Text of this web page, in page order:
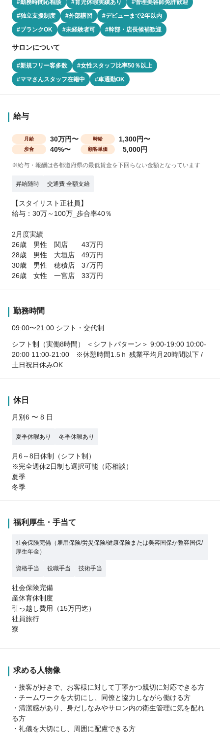
#勤務時間応相談
#育児休暇実績あり
#管理美容師免許歓迎
#独立支援制度
#外部講習
#デビューまで2年以内
#ブランクOK
#未経験者可 #幹部・店長候補歓迎
サロンについて
#新規フリー客多数
#女性スタッフ比率50％以上
#ママさんスタッフ在籍中
#車通勤OK
給与
月給 30万円〜 時給 1,300円〜
歩合 40%〜 顧客単価 5,000円
※給与・報酬は各都道府県の最低賃金を下回らない金額となっています
昇給随時 交通費 全額支給
【スタイリスト正社員】
給与：30万～100万_歩合率40％
2月度実績
26歳 男性 関店 43万円
28歳 男性 大垣店 49万円
30歳 男性 穂積店 37万円
26歳 女性 一宮店 33万円
勤務時間
09:00〜21:00 シフト・交代制
シフト制（実働8時間） ＜シフトパターン＞ 9:00-19:00 10:00-
20:00 11:00-21:00 ※休憩時間1.5ｈ 残業平均月20時間以下 /
土日祝日休みOK
休日
月別6 〜 8 日
夏季休暇あり 冬季休暇あり
月6～8日休制（シフト制）
※完全週休2日制も選択可能（応相談）
夏季
冬季
福利厚生・手当て
社会保険完備（雇用保険/労災保険/健康保険または美容国保か整容国保/
厚生年金）
資格手当 役職手当 技術手当
社会保険完備
産休育休制度
引っ越し費用（15万円迄）
社員旅行
寮
求める人物像
・接客が好きで、お客様に対して丁寧かつ親切に対応できる方
・チームワークを大切にし、同僚と協力しながら働ける方
・清潔感があり、身だしなみやサロン内の衛生管理に気を配れ
る方
・礼儀を大切にし、周囲に配慮できる方